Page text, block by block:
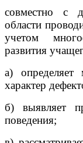
совместно с
области
учетом
развития
а) определяет
характер
б) выявляет
поведения;